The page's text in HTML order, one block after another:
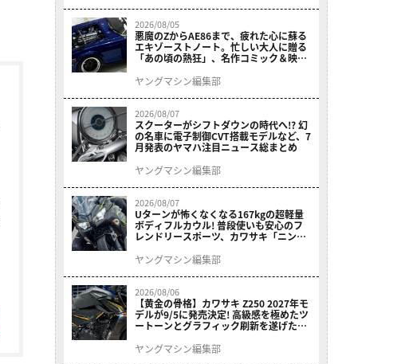
2026/08/05
悪魔のZからAE86まで、疲れた心に蘇る
エキゾーストノート。忙しい大人に贈る
「あの頃の熱狂」、名作コミック＆映画
結！
ヤングマシン編集部
2026/08/07
スクーターがシフトダウンの時代へ!? 幻
の名車に電子制御CVT搭載モデルなど、7
月発表のヤマハ注目ニュース総まとめ
ヤングマシン編集部
2026/08/07
Uターンが怖くなくなる167kgの超軽量
ボディフルカウル! 普段使いも安心のフ
レンドリースポーツ、カワサキ「ニンジ
9/5発売
ヤングマシン編集部
2026/08/06
【黄金の骨格】カワサキ Z250 2027年モ
デルが9/5に発売決定! 高級感を極めたツ
ートーンとグラフィック刷新を遂げた本
ヤングマシン編集部